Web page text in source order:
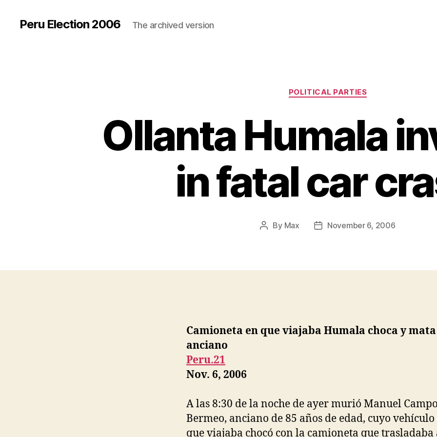
Peru Election 2006 The archived version
Categories
POLITICAL PARTIES
Ollanta Humala
in fatal car
Post
By Max
PostNovember 6, 2006
Camioneta en que viajaba Humala choca y mata
anciano
Peru.21
Nov. 6, 2006
A las 8:30 de la noche de ayer murió Manuel
Bermeo, anciano de 85 años de edad, cuyo vehículo
que viajaba chocó con la camioneta que trasladaba